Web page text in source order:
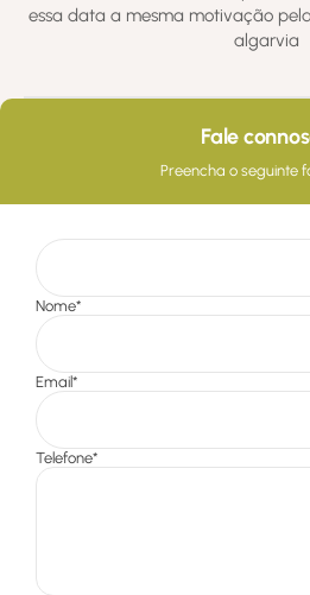
essa data a mesma motivação
algarvia
Fale
Preencha o seguinte